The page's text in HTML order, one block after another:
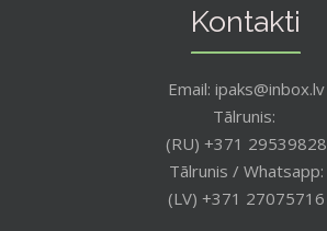
Kontakti
Email: ipaks@inbox.lv
Tālrunis:
(RU) +371 29539828
Tālrunis / Whatsapp:
(LV) +371 27075716